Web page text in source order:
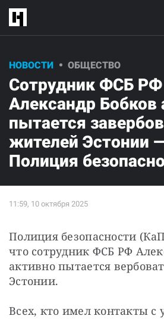
НОВОСТИ ОБЩЕСТВО
Cотрудник ФСБ РФ
Александр Бобков
пытается
жителей Эстонии
Полиция
Полиция безопасности
что сотрудник ФСБ РФ
активно пытается
Эстонии.
Всех, кто имел контакты с